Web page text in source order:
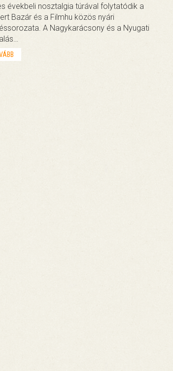
évekbeli nosztalgia túrával folytatódik a
Bazár és a Filmhu közös nyári
A Nagykarácsony és a Nyugati